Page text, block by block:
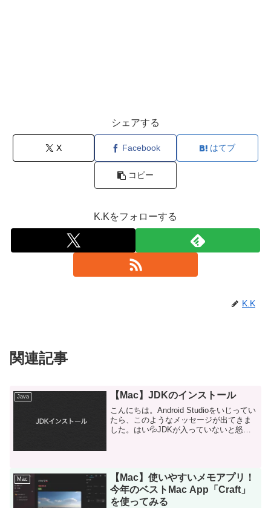
シェアする
X Facebook はてブ
コピー
K.Kをフォローする
K.K
関連記事
Java 【Mac】JDKのインストール
こんにちは。Android Studioをいじってい
たら、このようなメッセージが出てきま
した。はい💦JDKが入っていないと怒ら
Mac
【Mac】使いやすいメモアプリ！
今年のベストMac App「Craft」
を使ってみる